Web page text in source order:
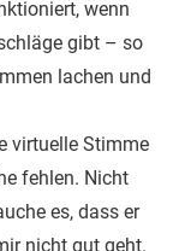
wenn
gibt – so
lachen und
virtuelle Stimme
fehlen. Nicht
es, dass er
nicht gut geht.